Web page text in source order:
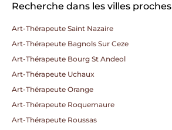
Recherche dans les villes proches
Art-Thérapeute Saint Nazaire
Art-Thérapeute Bagnols Sur Ceze
Art-Thérapeute Bourg St Andeol
Art-Thérapeute Uchaux
Art-Thérapeute Orange
Art-Thérapeute Roquemaure
Art-Thérapeute Roussas